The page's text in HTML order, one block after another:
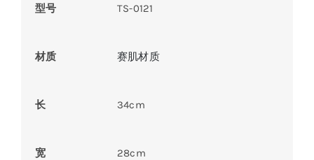
型号 TS-0121
材质 赛肌材质
长 34cm
宽 28cm